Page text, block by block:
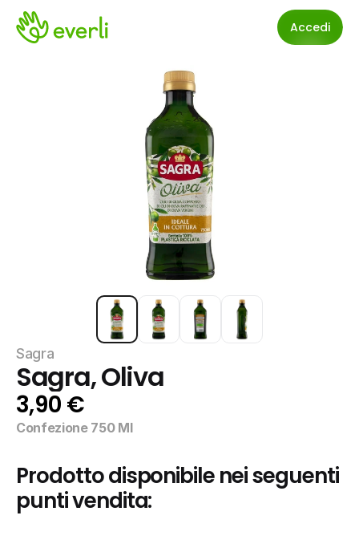
Accedi
Sagra
Sagra, Oliva
3,90 €
Confezione 750 Ml
Prodotto disponibile nei seguenti
punti vendita: